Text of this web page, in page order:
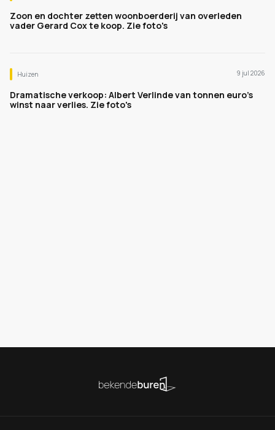
Zoon en dochter zetten woonboerderij van overleden
vader Gerard Cox te koop. Zie foto's
Huizen 9 jul 2026
Dramatische verkoop: Albert Verlinde van tonnen euro's
winst naar verlies. Zie foto's